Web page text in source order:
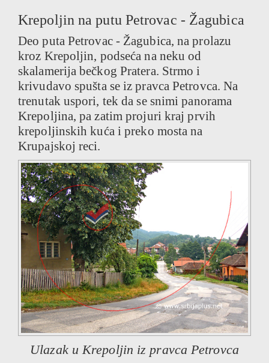
Krepoljin na putu Petrovac - Žagubica
Deo puta Petrovac - Žagubica, na prolazu
kroz Krepoljin, podseća na neku od
skalamerija bečkog Pratera. Strmo i
krivudavo spušta se iz pravca Petrovca. Na
trenutak uspori, tek da se snimi panorama
Krepoljina, pa zatim projuri kraj prvih
krepoljinskih kuća i preko mosta na
Krupajskoj reci.
Ulazak u Krepoljin iz pravca Petrovca